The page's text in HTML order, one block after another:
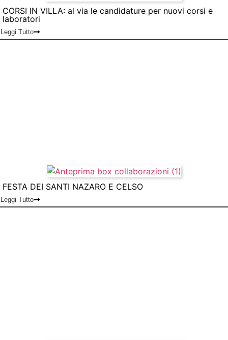
CORSI IN VILLA: al via le candidature per nuovi corsi e
laboratori
Leggi Tutto
FESTA DEI SANTI NAZARO E CELSO
Leggi Tutto